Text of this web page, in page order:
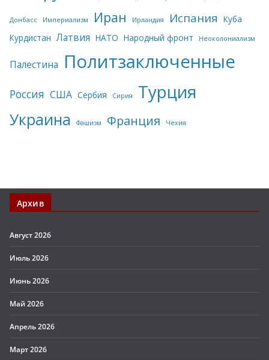
Донбасс Империализм Иран Ирландия Испания Куба
Курдистан Латвия НАТО Народный фронт Неоколониализм
Палестина Политзаключенные
Россия США Сербия Сирия Турция
Украина Фашизм Франция Чехия
Архив
Август 2026
Июль 2026
Июнь 2026
Май 2026
Апрель 2026
Март 2026